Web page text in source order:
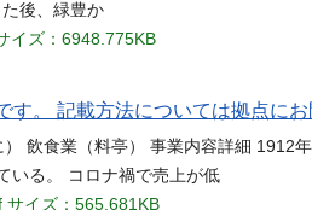
後、緑豊か
イズ：6948.775KB
。 記載方法については拠点にお
飲食業（料亭） 事業内容詳細 1912
いる。 コロナ禍で売上が低
サイズ：565.681KB